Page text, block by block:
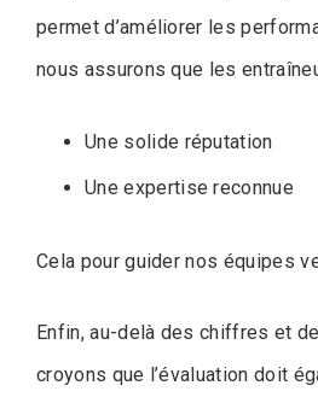
permet d’améliorer les
nous assurons que les
Une solide réputation
Une expertise reconnue
Cela pour guider nos équipes
Enfin, au-delà des chiffres et
croyons que l’évaluation doit